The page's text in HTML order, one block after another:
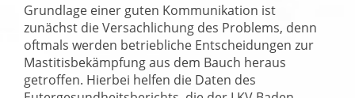
Grundlage einer guten Kommunikation ist
zunächst die Versachlichung des Problems, denn
oftmals werden betriebliche Entscheidungen zur
Mastitisbekämpfung aus dem Bauch heraus
getroffen. Hierbei helfen die Daten des